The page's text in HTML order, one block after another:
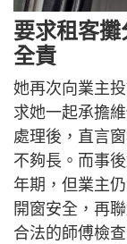
要求租客
全責
她再次向業主
求她一起承擔
處理後，直言
不夠長。而事
年期，但業主
開窗安全，再
合法的師傅檢